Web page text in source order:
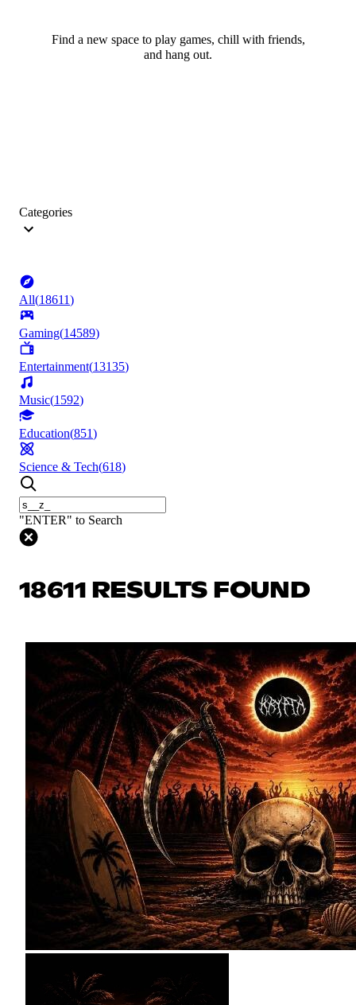
Find a new space to play games, chill with friends,
and hang out.
Categories
All(18611)
Gaming(14589)
Entertainment(13135)
Music(1592)
Education(851)
Science & Tech(618)
"ENTER" to Search
18611 RESULTS FOUND